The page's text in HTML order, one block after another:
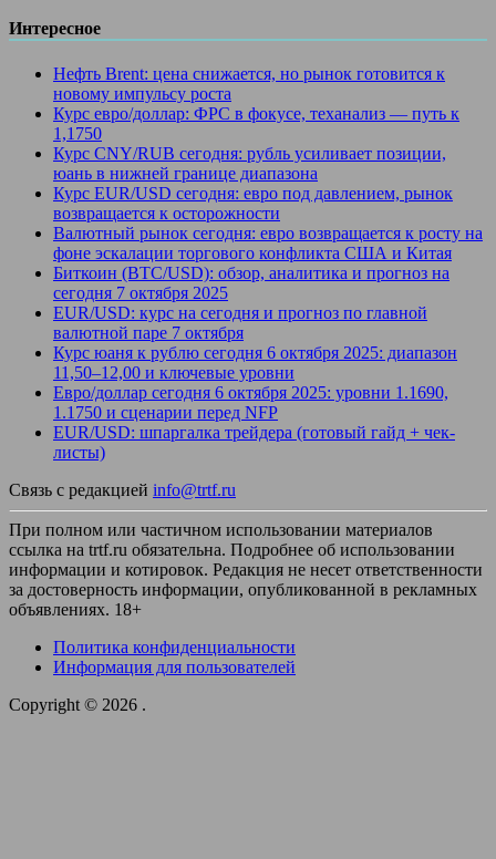
Интересное
Нефть Brent: цена снижается, но рынок готовится к
новому импульсу роста
Курс евро/доллар: ФРС в фокусе, теханализ — путь к
1,1750
Курс CNY/RUB сегодня: рубль усиливает позиции,
юань в нижней границе диапазона
Курс EUR/USD сегодня: евро под давлением, рынок
возвращается к осторожности
Валютный рынок сегодня: евро возвращается к росту на
фоне эскалации торгового конфликта США и Китая
Биткоин (BTC/USD): обзор, аналитика и прогноз на
сегодня 7 октября 2025
EUR/USD: курс на сегодня и прогноз по главной
валютной паре 7 октября
Курс юаня к рублю сегодня 6 октября 2025: диапазон
11,50–12,00 и ключевые уровни
Евро/доллар сегодня 6 октября 2025: уровни 1.1690,
1.1750 и сценарии перед NFP
EUR/USD: шпаргалка трейдера (готовый гайд + чек-
листы)
Связь с редакцией info@trtf.ru
При полном или частичном использовании материалов
ссылка на trtf.ru обязательна. Подробнее об использовании
информации и котировок. Редакция не несет ответственности
за достоверность информации, опубликованной в рекламных
объявлениях. 18+
Политика конфиденциальности
Информация для пользователей
Copyright © 2026 .